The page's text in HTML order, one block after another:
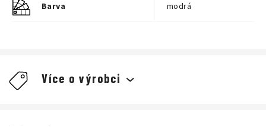
Barva modrá
Více o výrobci